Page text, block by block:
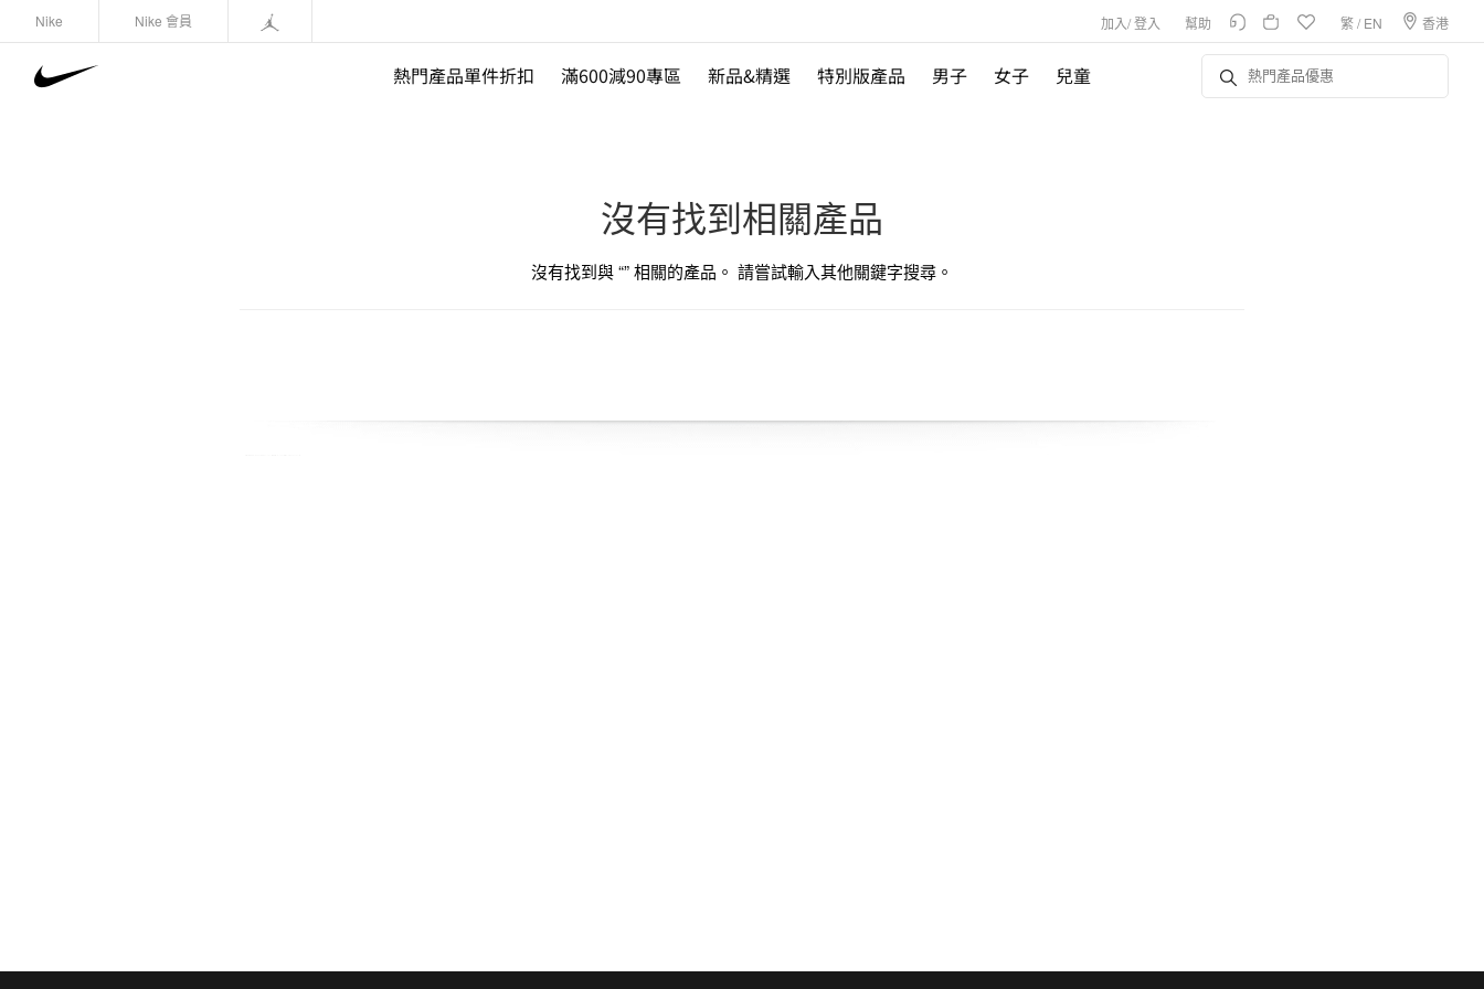
Nike Nike 會員 加入/登入 幫助 繁/ EN 香港
熱門產品單件折扣 滿600減90專區 新品&精選 特別版產品 男子 女子 兒童
沒有找到相關產品
沒有找到與 “” 相關的產品。 請嘗試輸入其他關鍵字搜尋。